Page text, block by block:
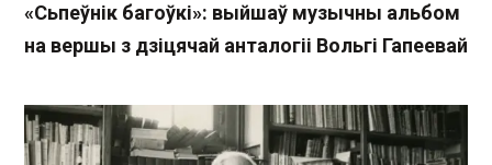
«Сьпеўнік багоўкі»: выйшаў музычны альбом
на вершы з дзіцячай анталогіі Вольгі Гапеевай